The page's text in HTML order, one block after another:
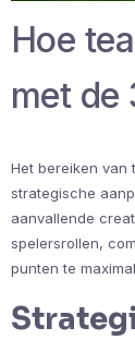
Hoe
met de
Het bereiken van
strategische
aanvallende
spelersrollen,
punten te